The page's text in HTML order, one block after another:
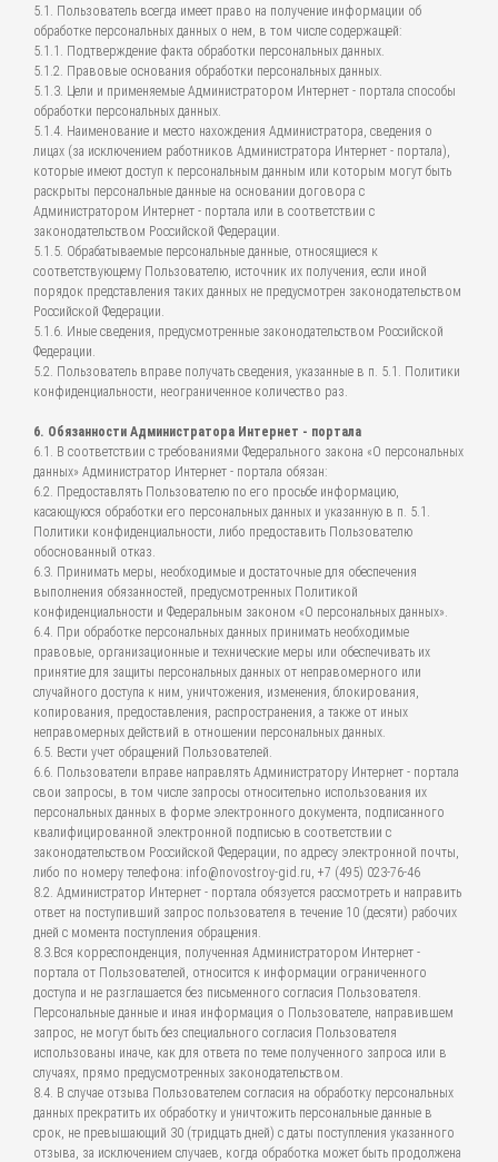
5.1. Пользователь всегда имеет право на получение информации об
обработке персональных данных о нем, в том числе содержащей:
5.1.1. Подтверждение факта обработки персональных данных.
5.1.2. Правовые основания обработки персональных данных.
5.1.3. Цели и применяемые Администратором Интернет - портала способы
обработки персональных данных.
5.1.4. Наименование и место нахождения Администратора, сведения о
лицах (за исключением работников Администратора Интернет - портала),
которые имеют доступ к персональным данным или которым могут быть
раскрыты персональные данные на основании договора с
Администратором Интернет - портала или в соответствии с
законодательством Российской Федерации.
5.1.5. Обрабатываемые персональные данные, относящиеся к
соответствующему Пользователю, источник их получения, если иной
порядок представления таких данных не предусмотрен законодательством
Российской Федерации.
5.1.6. Иные сведения, предусмотренные законодательством Российской
Федерации.
5.2. Пользователь вправе получать сведения, указанные в п. 5.1. Политики
конфиденциальности, неограниченное количество раз.
6. Обязанности Администратора Интернет - портала
6.1. В соответствии с требованиями Федерального закона «О персональных
данных» Администратор Интернет - портала обязан:
6.2. Предоставлять Пользователю по его просьбе информацию,
касающуюся обработки его персональных данных и указанную в п. 5.1.
Политики конфиденциальности, либо предоставить Пользователю
обоснованный отказ.
6.3. Принимать меры, необходимые и достаточные для обеспечения
выполнения обязанностей, предусмотренных Политикой
конфиденциальности и Федеральным законом «О персональных данных».
6.4. При обработке персональных данных принимать необходимые
правовые, организационные и технические меры или обеспечивать их
принятие для защиты персональных данных от неправомерного или
случайного доступа к ним, уничтожения, изменения, блокирования,
копирования, предоставления, распространения, а также от иных
неправомерных действий в отношении персональных данных.
6.5. Вести учет обращений Пользователей.
6.6. Пользователи вправе направлять Администратору Интернет - портала
свои запросы, в том числе запросы относительно использования их
персональных данных в форме электронного документа, подписанного
квалифицированной электронной подписью в соответствии с
законодательством Российской Федерации, по адресу электронной почты,
либо по номеру телефона: info@novostroy-gid.ru, +7 (495) 023-76-46
8.2. Администратор Интернет - портала обязуется рассмотреть и направить
ответ на поступивший запрос пользователя в течение 10 (десяти) рабочих
дней с момента поступления обращения.
8.3.Вся корреспонденция, полученная Администратором Интернет -
портала от Пользователей, относится к информации ограниченного
доступа и не разглашается без письменного согласия Пользователя.
Персональные данные и иная информация о Пользователе, направившем
запрос, не могут быть без специального согласия Пользователя
использованы иначе, как для ответа по теме полученного запроса или в
случаях, прямо предусмотренных законодательством.
8.4. В случае отзыва Пользователем согласия на обработку персональных
данных прекратить их обработку и уничтожить персональные данные в
срок, не превышающий 30 (тридцать дней) с даты поступления указанного
отзыва, за исключением случаев, когда обработка может быть продолжена